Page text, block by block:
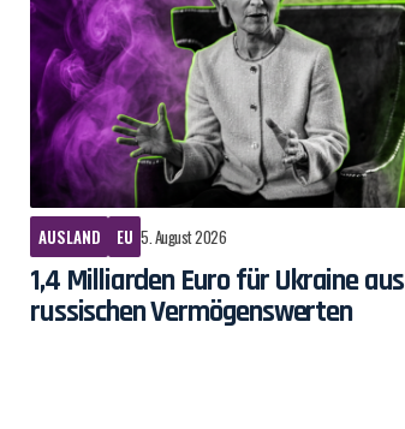
AUSLAND EU 5. August 2026
1,4 Milliarden Euro für Ukraine aus
russischen Vermögenswerten